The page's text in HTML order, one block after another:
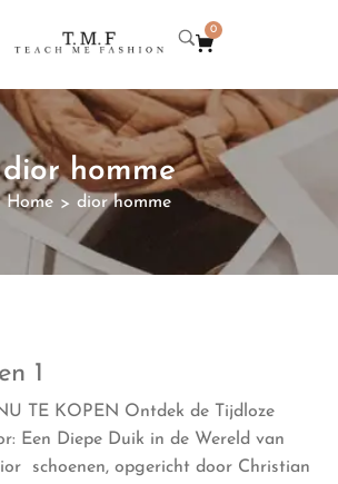
0
dior homme
Home > dior homme
1
TE KOPEN Ontdek de Tijdloze
Een Diepe Duik in de Wereld van
schoenen, opgericht door Christian